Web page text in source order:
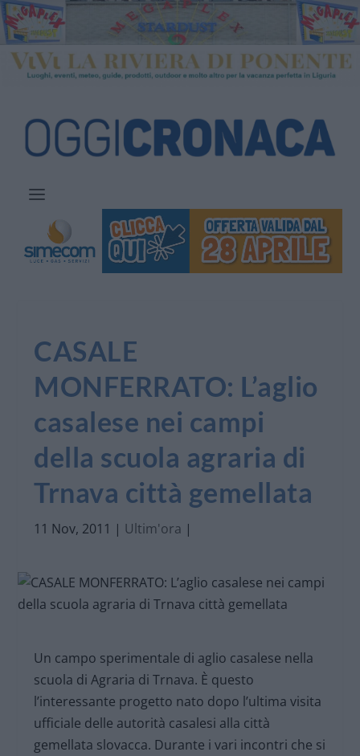
CASALE
MONFERRATO: L’aglio
casalese nei campi
della scuola agraria di
Trnava città gemellata
11 Nov, 2011 | Ultim'ora |
Un campo sperimentale di aglio casalese nella
scuola di Agraria di Trnava. È questo
l’interessante progetto nato dopo l’ultima visita
ufficiale delle autorità casalesi alla città
gemellata slovacca. Durante i vari incontri che si